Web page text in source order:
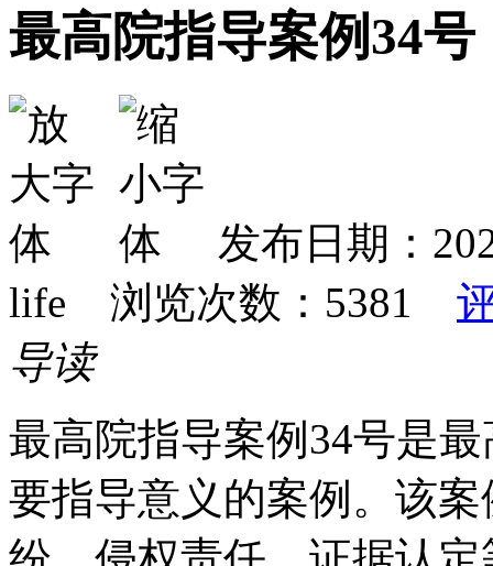
最高院指导案例34
发布日期：
life 浏览次数： 5381
导读
最高院指导案例34号是
要指导意义的案例。该